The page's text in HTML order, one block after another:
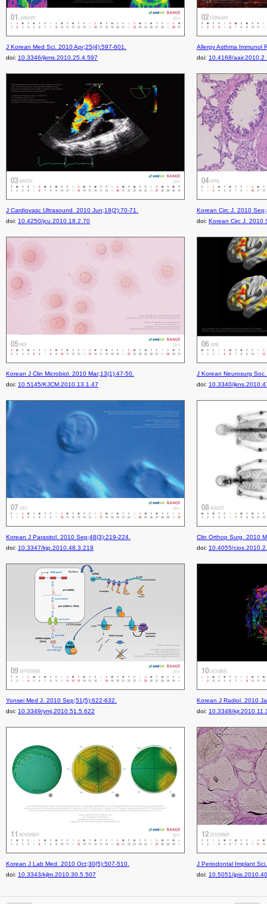
J Korean Med Sci. 2010 Apr;25(4):597-601.
doi: 10.3346/jkms.2010.25.4.597
Allergy Asthma Immunol
doi: 10.4168/
J Cardiovasc Ultrasound. 2010 Jun;18(2):70-71.
doi: 10.4250/jcu.2010.18.2.70
Korean Circ J. 2010
doi: Korean Circ J. 2010
Korean J Clin Microbiol. 2010 Mar;13(1):47-50.
doi: 10.5145/KJCM.2010.13.1.47
J Korean Neurosurg
doi: 10.3340/
Korean J Parasitol. 2010 Sep;48(3):219-224.
doi: 10.3347/kjp.2010.48.3.219
Clin Orthop Surg. 2010
doi: 10.4055/
Yonsei Med J. 2010 Sep;51(5):622-632.
doi: 10.3349/ymj.2010.51.5.622
Korean J Radiol. 2010
doi: 10.3348/
Korean J Lab Med. 2010 Oct;30(5):507-510.
doi: 10.3343/kjlm.2010.30.5.507
J Periodontal Implant
doi: 10.5051/